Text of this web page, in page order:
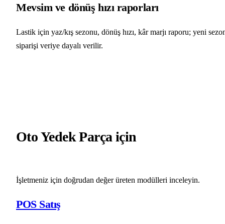
Mevsim ve dönüş hızı raporları
Lastik için yaz/kış sezonu, dönüş hızı, kâr marjı raporu; yeni
siparişi veriye dayalı verilir.
Oto Yedek Parça için
İşletmeniz için doğrudan değer üreten modülleri inceleyin.
POS Satış